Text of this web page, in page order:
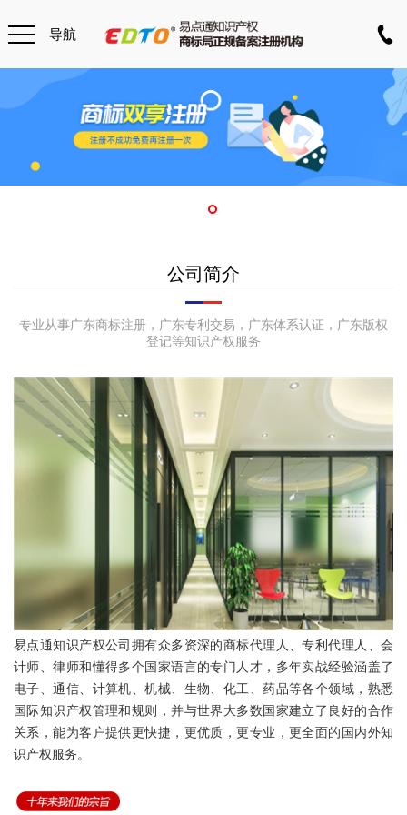
导航
公司简介
专业从事广东商标注册，广东专利交易，广东体系认证，广东版权
登记等知识产权服务
易点通知识产权公司拥有众多资深的商标代理人、专利代理人、会
计师、律师和懂得多个国家语言的专门人才，多年实战经验涵盖了
电子、通信、计算机、机械、生物、化工、药品等各个领域，熟悉
国际知识产权管理和规则，并与世界大多数国家建立了良好的合作
关系，能为客户提供更快捷，更优质，更专业，更全面的国内外知
识产权服务。